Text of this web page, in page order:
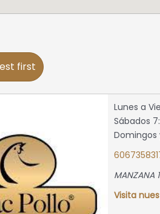
first
Lunes a
Sábados
Domingos
MANZANA
Visita